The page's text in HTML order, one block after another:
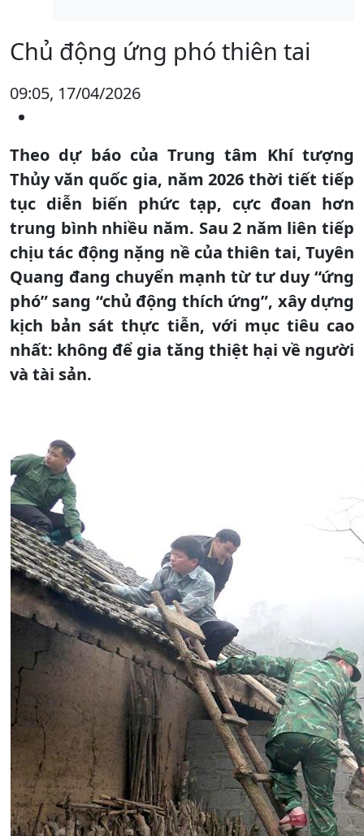
Chủ động ứng phó thiên tai
09:05, 17/04/2026
Theo dự báo của Trung tâm Khí tượng
Thủy văn quốc gia, năm 2026 thời tiết tiếp
tục diễn biến phức tạp, cực đoan hơn
trung bình nhiều năm. Sau 2 năm liên tiếp
chịu tác động nặng nề của thiên tai, Tuyên
Quang đang chuyển mạnh từ tư duy “ứng
phó” sang “chủ động thích ứng”, xây dựng
kịch bản sát thực tiễn, với mục tiêu cao
nhất: không để gia tăng thiệt hại về người
và tài sản.